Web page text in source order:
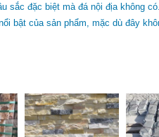
sắc đặc biệt mà đá nội địa không
bật của sản phẩm, mặc dù đây